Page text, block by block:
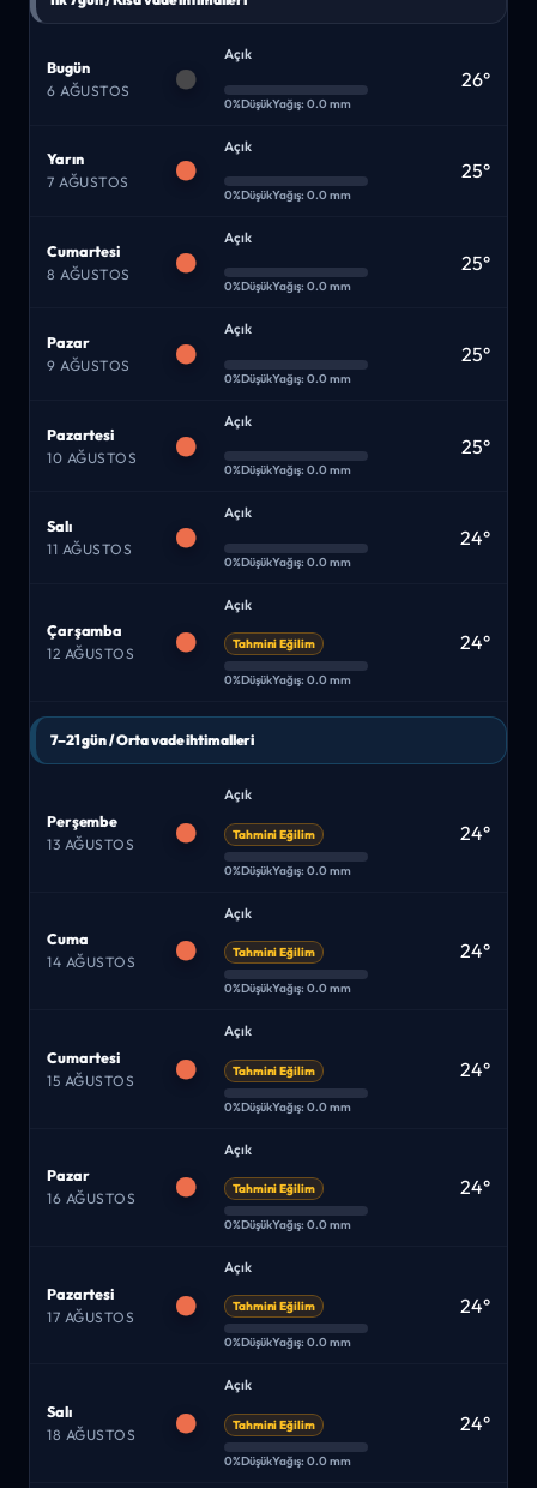
Bugün
6 AĞUSTOS
Açık
0%DüşükYağış: 0.0 mm
26°
Yarın
7 AĞUSTOS
Açık
0%DüşükYağış: 0.0 mm
25°
Cumartesi
8 AĞUSTOS
Açık
0%DüşükYağış: 0.0 mm
25°
Pazar
9 AĞUSTOS
Açık
0%DüşükYağış: 0.0 mm
25°
Pazartesi
10 AĞUSTOS
Açık
0%DüşükYağış: 0.0 mm
25°
Salı
11 AĞUSTOS
Açık
0%DüşükYağış: 0.0 mm
24°
Çarşamba
12 AĞUSTOS
Açık
Tahmini Eğilim
0%DüşükYağış: 0.0 mm
24°
7–21 gün / Orta vade ihtimalleri
Perşembe
13 AĞUSTOS
Açık
Tahmini Eğilim
0%DüşükYağış: 0.0 mm
24°
Cuma
14 AĞUSTOS
Açık
Tahmini Eğilim
0%DüşükYağış: 0.0 mm
24°
Cumartesi
15 AĞUSTOS
Açık
Tahmini Eğilim
0%DüşükYağış: 0.0 mm
24°
Pazar
16 AĞUSTOS
Açık
Tahmini Eğilim
0%DüşükYağış: 0.0 mm
24°
Pazartesi
17 AĞUSTOS
Açık
Tahmini Eğilim
0%DüşükYağış: 0.0 mm
24°
Salı
18 AĞUSTOS
Açık
Tahmini Eğilim
0%DüşükYağış: 0.0 mm
24°